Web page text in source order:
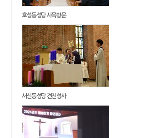
호성동성당 사목방문
서신동성당 견진성사